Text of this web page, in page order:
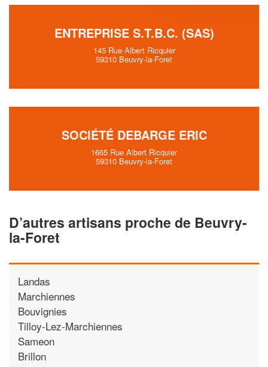
ENTREPRISE S.T.B.C. (SAS)
145 Rue Albert Ricquier
59310 Beuvry-la-Foret
SOCIÉTÉ DEBARGE ERIC
1665 Rue Albert Ricquier
59310 Beuvry-la-Foret
D’autres artisans proche de Beuvry-
la-Foret
Landas
Marchiennes
Bouvignies
Tilloy-Lez-Marchiennes
Sameon
Brillon